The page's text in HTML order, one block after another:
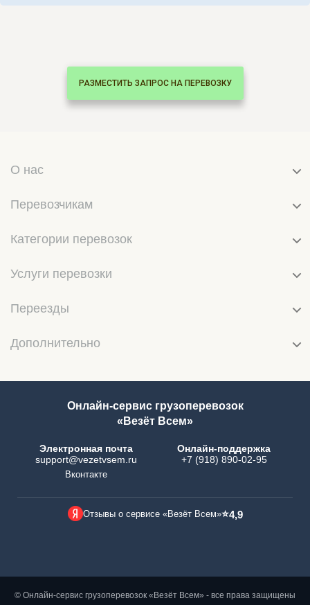
РАЗМЕСТИТЬ ЗАПРОС НА ПЕРЕВОЗКУ
О нас
Перевозчикам
Категории перевозок
Услуги перевозки
Переезды
Дополнительно
Онлайн-сервис грузоперевозок
«Везёт Всем»
Электронная почта
support@vezetvsem.ru
Вконтакте
Онлайн-поддержка
+7 (918) 890-02-95
Отзывы о сервисе «Везёт Всем»⭐4,9
© Онлайн-сервис грузоперевозок «Везёт Всем» - все права защищены